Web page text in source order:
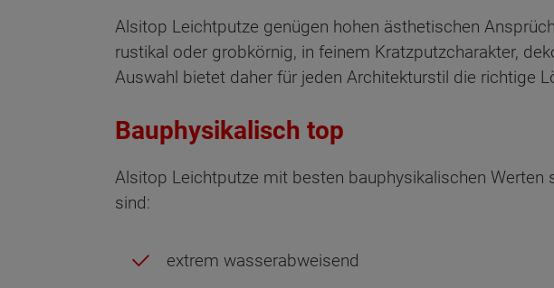
Alsitop Leichtputze genügen hohen ästhetischen
rustikal oder grobkörnig, in feinem Kratzputzcharakter,
Auswahl bietet daher für jeden Architekturstil die richtige
Bauphysikalisch top
Alsitop Leichtputze mit besten bauphysikalischen
sind:
extrem wasserabweisend